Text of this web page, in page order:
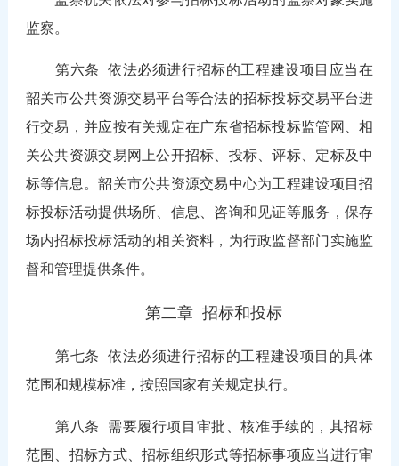
监察。
第六条依法必须进行招标的工程建设项目应当在
韶关市公共资源交易平台等合法的招标投标交易平台进
行交易，并应按有关规定在广东省招标投标监管网、相
关公共资源交易网上公开招标、投标、评标、定标及中
标等信息。韶关市公共资源交易中心为工程建设项目招
标投标活动提供场所、信息、咨询和见证等服务，保存
场内招标投标活动的相关资料，为行政监督部门实施监
督和管理提供条件。
第二章 招标和投标
第七条依法必须进行招标的工程建设项目的具体
范围和规模标准，按照国家有关规定执行。
第八条 需要履行项目审批、核准手续的，其招标
范围、招标方式、招标组织形式等招标事项应当进行审